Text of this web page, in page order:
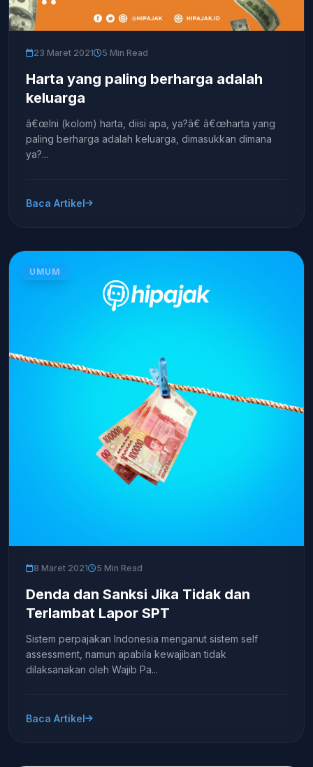
23 Maret 2021 5 Min Read
Harta yang paling berharga adalah
keluarga
â€œIni (kolom) harta, diisi apa, ya?â€ â€œharta yang
paling berharga adalah keluarga, dimasukkan dimana
ya?...
Baca Artikel
UMUM
8 Maret 2021 5 Min Read
Denda dan Sanksi Jika Tidak dan
Terlambat Lapor SPT
Sistem perpajakan Indonesia menganut sistem self
assessment, namun apabila kewajiban tidak
dilaksanakan oleh Wajib Pa...
Baca Artikel